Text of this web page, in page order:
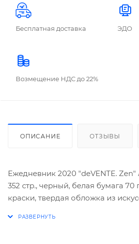
Бесплатная доставка ЭДО
Возмещение НДС до 22%
ОПИСАНИЕ ОТЗЫВЫ
Ежедневник 2020 "deVENTE.
352 стр., черный, белая бумага 70
краски, твердая обложка из